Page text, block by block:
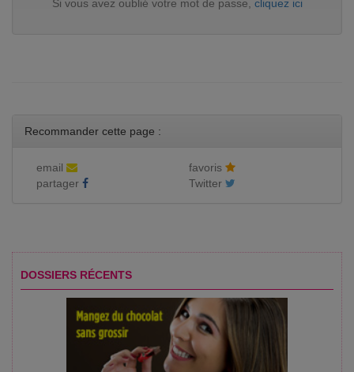
Si vous avez oublié votre mot de passe, cliquez ici
Recommander cette page :
email
favoris
partager
Twitter
DOSSIERS RÉCENTS